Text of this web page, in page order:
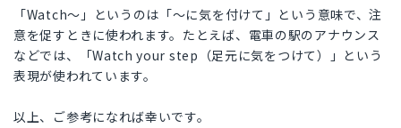
「Watch～」というのは「～に気を付けて」という意味で、注
意を促すときに使われます。たとえば、電車の駅のアナウンス
などでは、「Watch your step（足元に気をつけて）」という
表現が使われています。
以上、ご参考になれば幸いです。